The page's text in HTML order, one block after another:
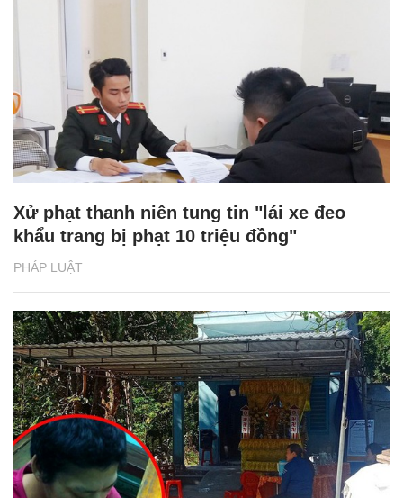
PHÁP LUẬT
Xử phạt thanh niên tung tin "lái xe đeo
khẩu trang bị phạt 10 triệu đồng"